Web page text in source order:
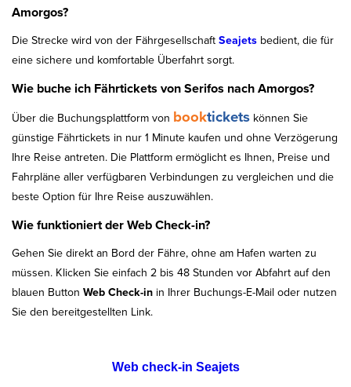
Amorgos?
Die Strecke wird von der Fährgesellschaft Seajets bedient, die für
eine sichere und komfortable Überfahrt sorgt.
Wie buche ich Fährtickets von Serifos nach Amorgos?
Über die Buchungsplattform von booktickets können Sie
günstige Fährtickets in nur 1 Minute kaufen und ohne Verzögerung
Ihre Reise antreten. Die Plattform ermöglicht es Ihnen, Preise und
Fahrpläne aller verfügbaren Verbindungen zu vergleichen und die
beste Option für Ihre Reise auszuwählen.
Wie funktioniert der Web Check-in?
Gehen Sie direkt an Bord der Fähre, ohne am Hafen warten zu
müssen. Klicken Sie einfach 2 bis 48 Stunden vor Abfahrt auf den
blauen Button Web Check-in in Ihrer Buchungs-E-Mail oder nutzen
Sie den bereitgestellten Link.
Web check-in Seajets